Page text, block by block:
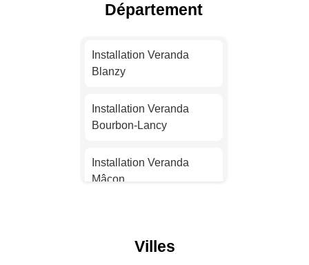
Installation Veranda Nice
Installation Veranda
Nantes
Installation Veranda
Strasbourg
Installation Veranda
Montpellier
Département
Installation Veranda
Blanzy
Installation Veranda
Bourbon-Lancy
Installation Veranda
Mâcon
Villes